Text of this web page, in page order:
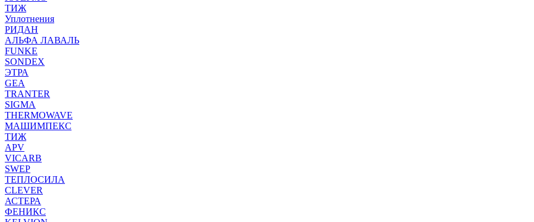
ТИЖ
Уплотнения
РИДАН
АЛЬФА ЛАВАЛЬ
FUNKE
SONDEX
ЭТРА
GEA
TRANTER
SIGMA
THERMOWAVE
МАШИМПЕКС
ТИЖ
APV
VICARB
SWEP
ТЕПЛОСИЛА
CLEVER
АСТЕРА
ФЕНИКС